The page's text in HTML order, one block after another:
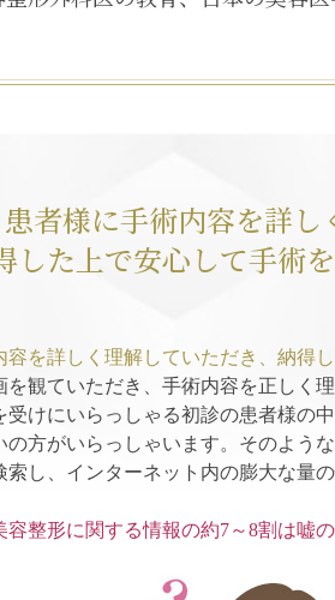
患者様に手術内容を詳し
した上で安心して手術
容を詳しく理解していただき、納得
を観ていただき、手術内容を正しく
受けにいらっしゃる初診の患者様の
の方がいらっしゃいます。そのよう
索し、インターネット内の膨大な量
整形に関する情報の約7～8割は嘘